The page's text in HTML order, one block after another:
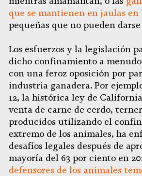
que se mantienen en jaulas en
pequeñas que no pueden
Los esfuerzos y la legislación
dicho confinamiento a
con una feroz oposición por
industria ganadera. Por
12, la histórica ley de
venta de carne de cerdo,
producidos utilizando el
extremo de los animales, ha
desafíos legales después de
mayoría del 63 por ciento en
defensores de los animales